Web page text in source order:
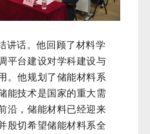
讲话。他回顾了材料学
平台建设对学科建设与
。他规划了储能材料系
能技术是国家的重大需
沿，储能材料已经迎来
殷切希望储能材料系全